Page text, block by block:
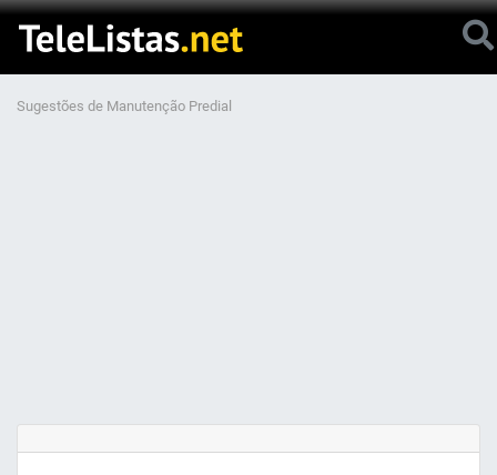
Sugestões de Manutenção Predial